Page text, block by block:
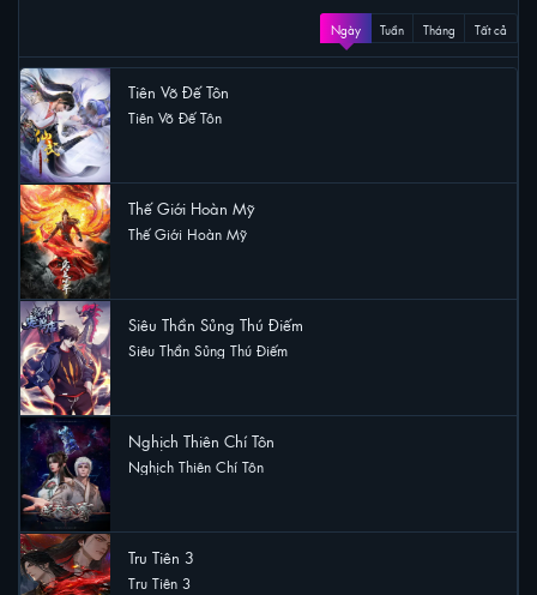
Ngày Tuần Tháng Tất cả
Tiên Võ Đế Tôn
Tiên Võ Đế Tôn
Thế Giới Hoàn Mỹ
Thế Giới Hoàn Mỹ
Siêu Thần Sủng Thú Điếm
Siêu Thần Sủng Thú Điếm
Nghịch Thiên Chí Tôn
Nghịch Thiên Chí Tôn
Tru Tiên 3
Tru Tiên 3